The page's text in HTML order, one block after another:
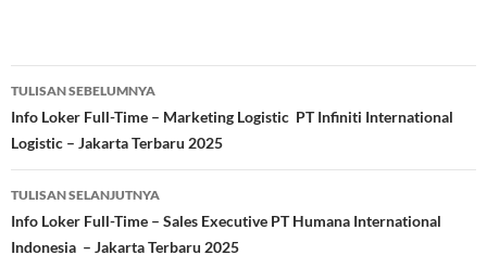
Navigasi
Tulisan
TULISAN SEBELUMNYA
Info Loker Full-Time – Marketing Logistic PT Infiniti International
Logistic – Jakarta Terbaru 2025
TULISAN SELANJUTNYA
Info Loker Full-Time – Sales Executive PT Humana International
Indonesia – Jakarta Terbaru 2025